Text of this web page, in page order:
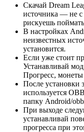
Скачай Dream
источника — не с
рискуешь
В настройках
неизвестных
установится.
Если уже стоит
Устанавливай
Прогресс, монеты
После установки
используется
папку Android/
При выходе
устанавливай
прогресса при